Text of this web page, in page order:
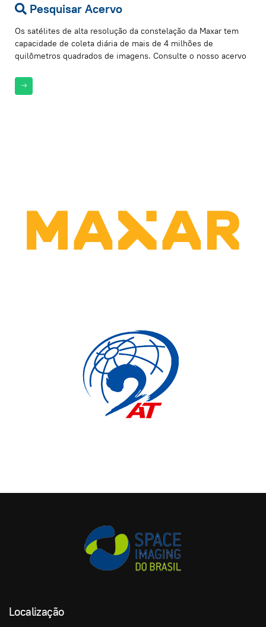
Pesquisar Acervo
Os satélites de alta resolução da constelação da Maxar tem
capacidade de coleta diária de mais de 4 milhões de
quilômetros quadrados de imagens. Consulte o nosso acervo
Localização